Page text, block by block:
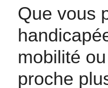
Que vous
mobilité
proche